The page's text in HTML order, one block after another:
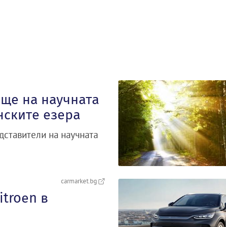
на научната
езера
на научната
carmarket.bg
в